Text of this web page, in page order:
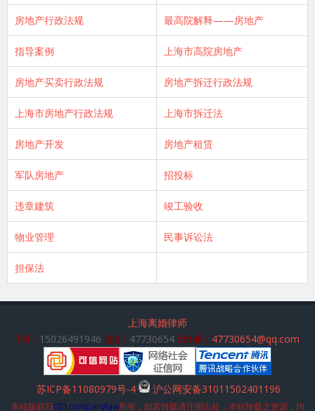
房地产行政法规 最高院解释——房地产
指导案例 上海市高院房地产
房地产买卖行政法规 房地产拆迁行政法规
上海市房地产行政法规 上海市拆迁法
房地产开发 房地产租赁
军队房地产 招投标
违章建筑 竣工验收
物业管理 民事诉讼法
担保法
上海离婚律师
Tel： 15026491946 QQ： 47730654 Email： 47730654@qq.com
苏ICP备11080979号-4 沪公网安备31011502401196
本站版权归021companylaw所有，如若转载请注明出处，本站转载之资源，均